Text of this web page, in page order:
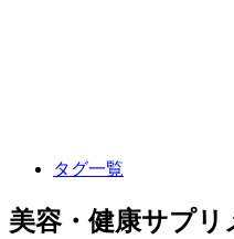
タグ一覧
美容・健康サプ